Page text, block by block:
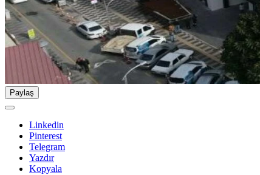
Paylaş
Linkedin
Pinterest
Telegram
Yazdır
Kopyala